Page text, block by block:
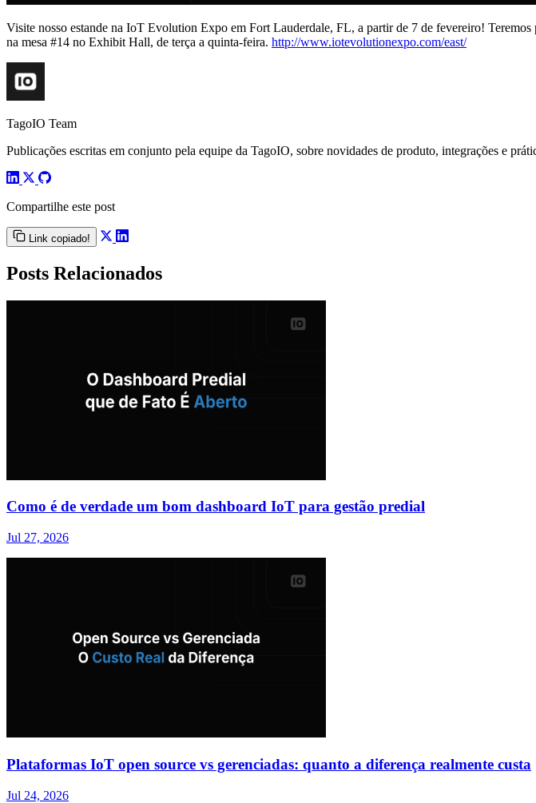
Visite nosso estande na IoT Evolution Expo em Fort Lauderdale, FL, a partir de 7 de fevereiro!
na mesa #14 no Exhibit Hall, de terça a quinta-feira. http://www.iotevolutionexpo.com/east/
TagoIO Team
Publicações escritas em conjunto pela equipe da TagoIO, sobre novidades de produto, integrações e
Compartilhe este post
Link copiado!
Posts Relacionados
Como é de verdade um bom dashboard IoT para gestão predial
Jul 27, 2026
Plataformas IoT open source vs gerenciadas: quanto a diferença realmente custa
Jul 24, 2026